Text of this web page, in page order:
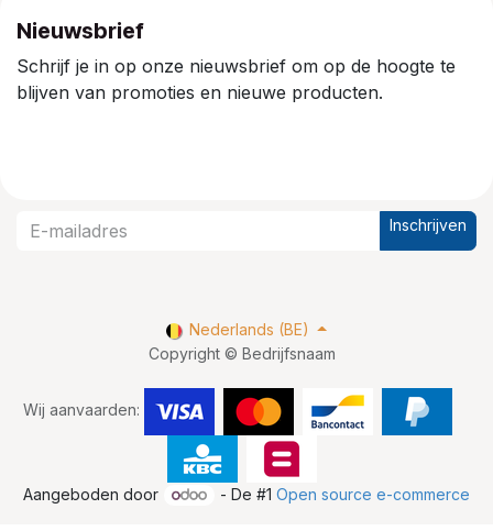
Nieuwsbrief
Schrijf je in op onze nieuwsbrief om op de hoogte te
blijven van promoties en nieuwe producten.
Inschrijven
Copyright © Bedrijfsnaam
Wij aanvaarden:
Nederlands (BE)
Aangeboden door - De #1Open source e-commerce